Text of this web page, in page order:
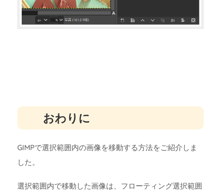
おわりに
GIMPで選択範囲内の画像を移動する方法をご紹介しま
した。
選択範囲内で移動した画像は、フローティング選択範囲